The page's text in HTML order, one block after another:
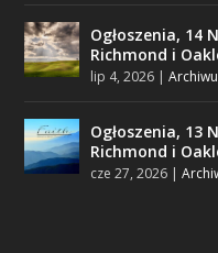
Ogłoszenia, 14
Richmond i
lip 4, 2026 |
Ogłoszenia, 13
Richmond i
cze 27, 2026 |